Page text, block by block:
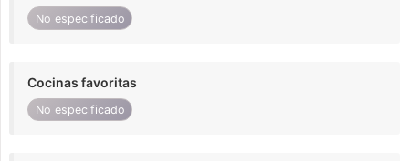
No especificado
Cocinas favoritas
No especificado